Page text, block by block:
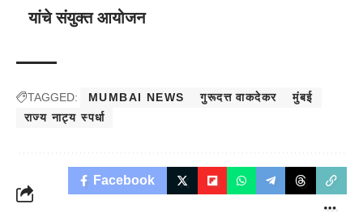
यांचे संयुक्त आयोजन
TAGGED: MUMBAI NEWS गुरूदत्त वाकदेकर
मुंबई
राज्य नाट्य स्पर्धा
Facebook